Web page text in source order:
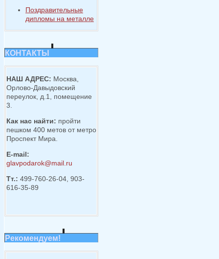
Поздравительные
дипломы на металле
КОНТАКТЫ
НАШ АДРЕС: Москва,
Орлово-Давыдовский
переулок, д.1, помещение
3.
Как нас найти: пройти
пешком 400 метов от метро
Проспект Мира.
E-mail:
glavpodarok@mail.ru
Тт.: 499-760-26-04, 903-
616-35-89
Рекомендуем!